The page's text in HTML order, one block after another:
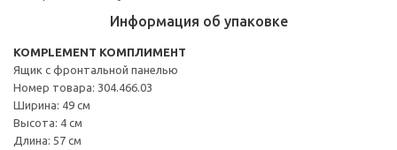
Информация об упаковке
KOMPLEMENT КОМПЛИМЕНТ
Ящик с фронтальной панелью
Номер товара: 304.466.03
Ширина: 49 см
Высота: 4 см
Длина: 57 см